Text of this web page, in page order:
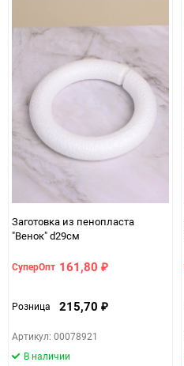
Заготовка из пенопласта
"Венок" d29см
СуперОпт 161,80 ₽
Розница 215,70 ₽
Артикул: 00078921
В наличии